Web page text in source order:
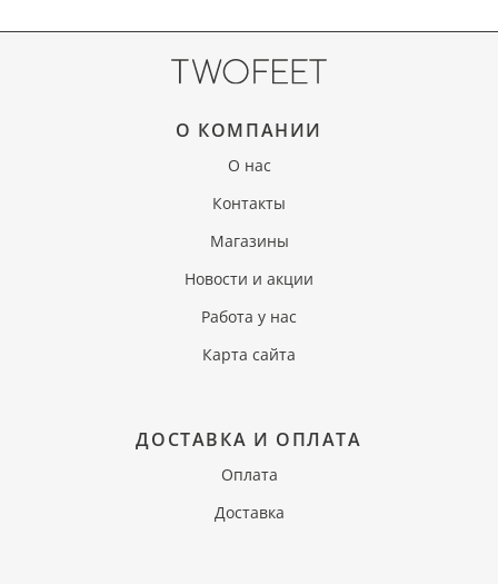
О КОМПАНИИ
О нас
Контакты
Магазины
Новости и акции
Работа у нас
Карта сайта
ДОСТАВКА И ОПЛАТА
Оплата
Доставка